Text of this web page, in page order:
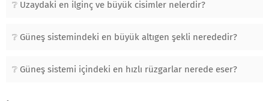
Uzaydaki en ilginç ve büyük cisimler nelerdir?
Güneş sistemindeki en büyük altıgen şekli nerededir?
Güneş sistemi içindeki en hızlı rüzgarlar nerede eser?